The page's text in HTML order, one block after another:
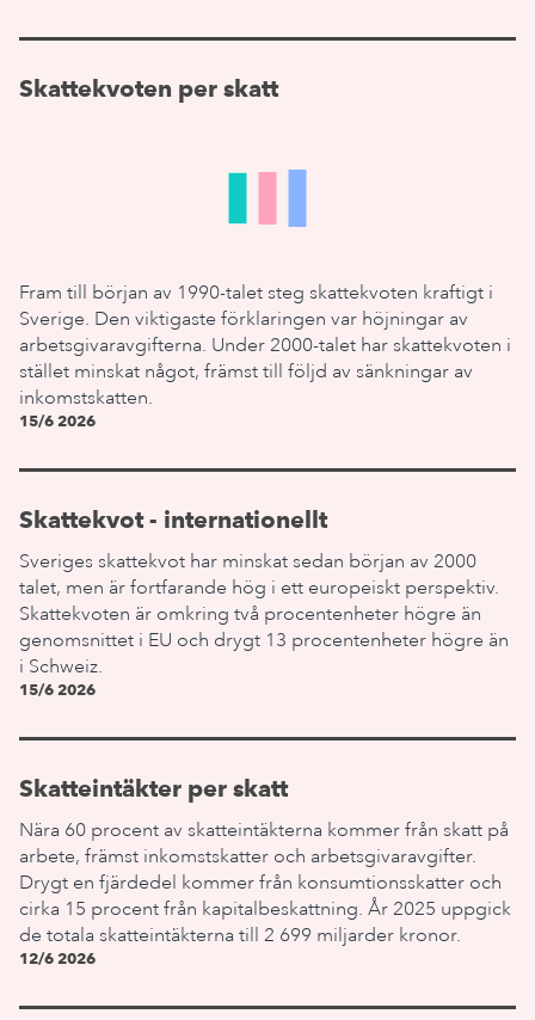
Skattekvoten per skatt
Fram till början av 1990-talet steg skattekvoten kraftigt i
Sverige. Den viktigaste förklaringen var höjningar av
arbetsgivaravgifterna. Under 2000-talet har skattekvoten i
stället minskat något, främst till följd av sänkningar av
inkomstskatten.
15/6 2026
Skattekvot - internationellt
Sveriges skattekvot har minskat sedan början av 2000
talet, men är fortfarande hög i ett europeiskt perspektiv.
Skattekvoten är omkring två procentenheter högre än
genomsnittet i EU och drygt 13 procentenheter högre än
i Schweiz.
15/6 2026
Skatteintäkter per skatt
Nära 60 procent av skatteintäkterna kommer från skatt på
arbete, främst inkomstskatter och arbetsgivaravgifter.
Drygt en fjärdedel kommer från konsumtionsskatter och
cirka 15 procent från kapitalbeskattning. År 2025 uppgick
de totala skatteintäkterna till 2 699 miljarder kronor.
12/6 2026